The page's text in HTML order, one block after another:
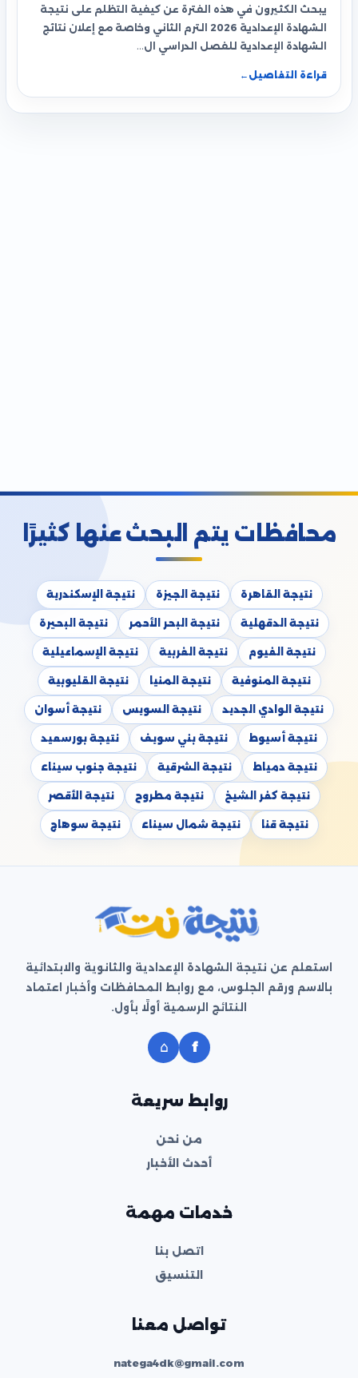
يبحث الكثيرون في هذه الفترة عن كيفية التظلم على نتيجة
الشهادة الإعدادية 2026 الترم الثاني وخاصة مع إعلان نتائج
الشهادة الإعدادية للفصل الدراسي ال…
قراءة التفاصيل ←
محافظات يتم البحث عنها كثيرًا
نتيجة القاهرة نتيجة الجيزة نتيجة الإسكندرية
نتيجة الدقهلية نتيجة البحر الأحمر نتيجة البحيرة
نتيجة الفيوم نتيجة الغربية نتيجة الإسماعيلية
نتيجة المنوفية نتيجة المنيا نتيجة القليوبية
نتيجة الوادي الجديد نتيجة السويس نتيجة أسوان
نتيجة أسيوط نتيجة بني سويف نتيجة بورسعيد
نتيجة دمياط نتيجة الشرقية نتيجة جنوب سيناء
نتيجة كفر الشيخ نتيجة مطروح نتيجة الأقصر
نتيجة قنا نتيجة شمال سيناء نتيجة سوهاج
استعلم عن نتيجة الشهادة الإعدادية والثانوية والابتدائية
بالاسم ورقم الجلوس، مع روابط المحافظات وأخبار اعتماد
النتائج الرسمية أولًا بأول.
f
⌂
روابط سريعة
من نحن
أحدث الأخبار
خدمات مهمة
اتصل بنا
التنسيق
تواصل معنا
natega4dk@gmail.com